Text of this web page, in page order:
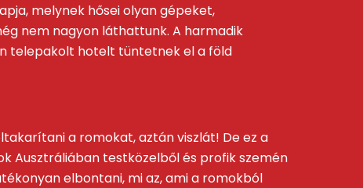
melynek hősei olyan gépeket,
nem nagyon láthattunk. A harmadik
telepakolt hotelt tüntetnek el a föld
a romokat, aztán viszlát! De ez a
Ausztráliában testközelből és profik szemén
elbontani, mi az, ami a romokból